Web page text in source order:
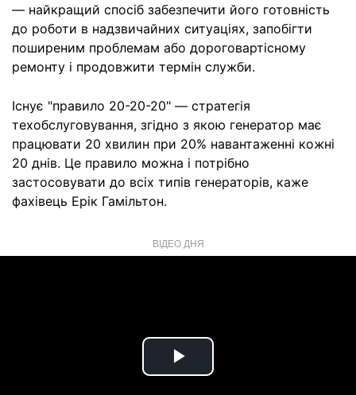
— найкращий спосіб забезпечити його готовність
до роботи в надзвичайних ситуаціях, запобігти
поширеним проблемам або дороговартісному
ремонту і продовжити термін служби.
Існує "правило 20-20-20" — стратегія
техобслуговування, згідно з якою генератор має
працювати 20 хвилин при 20% навантаженні кожні
20 днів. Це правило можна і потрібно
застосовувати до всіх типів генераторів, каже
фахівець Ерік Гамільтон.
ВІДЕО ДНЯ
Play